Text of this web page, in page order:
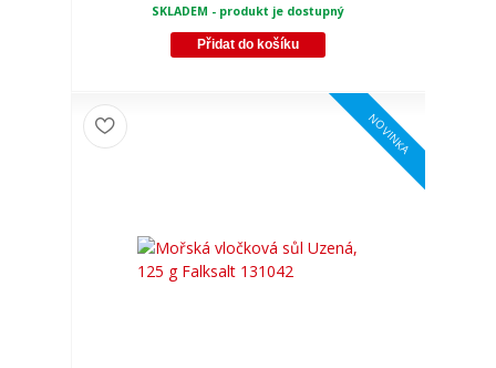
SKLADEM - produkt je dostupný
Přidat do košíku
NOVINKA